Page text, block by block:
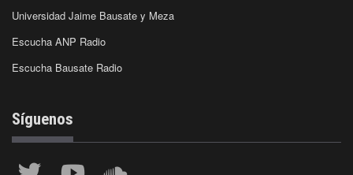
Universidad Jaime Bausate y Meza
Escucha ANP Radio
Escucha Bausate Radio
Síguenos